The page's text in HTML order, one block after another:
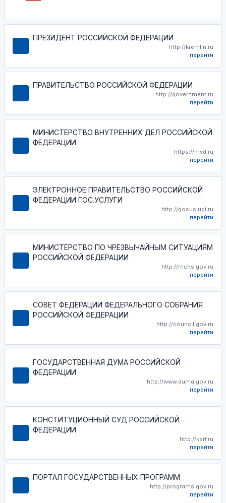
ПРЕЗИДЕНТ РОССИЙСКОЙ ФЕДЕРАЦИИ
http://kremlin.ru
перейти
ПРАВИТЕЛЬСТВО РОССИЙСКОЙ ФЕДЕРАЦИИ
http://government.ru
перейти
МИНИСТЕРСТВО ВНУТРЕННИХ ДЕЛ РОССИЙСКОЙ
ФЕДЕРАЦИИ
https://mvd.ru
перейти
ЭЛЕКТРОННОЕ ПРАВИТЕЛЬСТВО РОССИЙСКОЙ
ФЕДЕРАЦИИ ГОС.УСЛУГИ
http://gosuslugi.ru
перейти
МИНИСТЕРСТВО ПО ЧРЕЗВЫЧАЙНЫМ СИТУАЦИЯМ
РОССИЙСКОЙ ФЕДЕРАЦИИ
http://mchs.gov.ru
перейти
СОВЕТ ФЕДЕРАЦИИ ФЕДЕРАЛЬНОГО СОБРАНИЯ
РОССИЙСКОЙ ФЕДЕРАЦИИ
http://council.gov.ru
перейти
ГОСУДАРСТВЕННАЯ ДУМА РОССИЙСКОЙ
ФЕДЕРАЦИИ
http://www.duma.gov.ru
перейти
КОНСТИТУЦИОННЫЙ СУД РОССИЙСКОЙ
ФЕДЕРАЦИИ
http://ksrf.ru
перейти
ПОРТАЛ ГОСУДАРСТВЕННЫХ ПРОГРАММ
http://programs.gov.ru
перейти